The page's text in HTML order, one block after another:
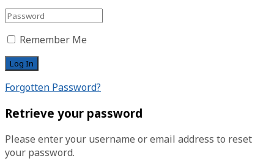
Remember Me
Forgotten Password?
Retrieve your password
Please enter your username or email address to reset
your password.